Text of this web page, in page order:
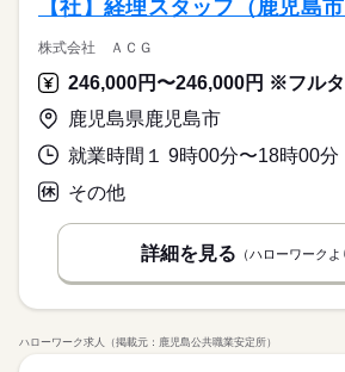
【社】経理スタッフ（鹿児島市
株式会社 ＡＣＧ
鹿児島県鹿児島市
就業時間１ 9時00分〜18時00分
その他
詳細を見る （ハローワークよ
ハローワーク求人（掲載元：鹿児島公共職業安定所）